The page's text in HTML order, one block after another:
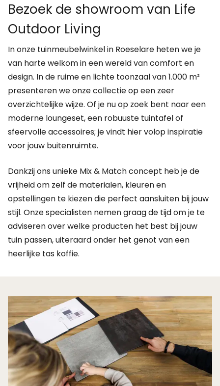
Bezoek de showroom van Life
Outdoor Living
In onze tuinmeubelwinkel in Roeselare heten we je
van harte welkom in een wereld van comfort en
design. In de ruime en lichte toonzaal van 1.000 m²
presenteren we onze collectie op een zeer
overzichtelijke wijze. Of je nu op zoek bent naar een
moderne loungeset, een robuuste tuintafel of
sfeervolle accessoires; je vindt hier volop inspiratie
voor jouw buitenruimte.
Dankzij ons unieke Mix & Match concept heb je de
vrijheid om zelf de materialen, kleuren en
opstellingen te kiezen die perfect aansluiten bij jouw
stijl. Onze specialisten nemen graag de tijd om je te
adviseren over welke producten het best bij jouw
tuin passen, uiteraard onder het genot van een
heerlijke tas koffie.